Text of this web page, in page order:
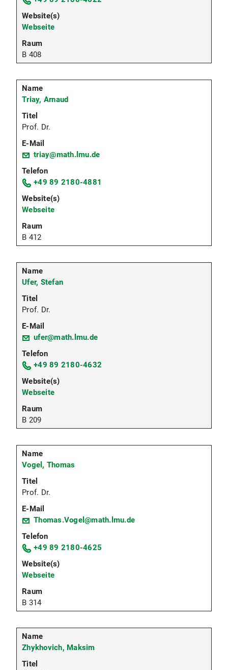
Webseite
B 408
Triay, Arnaud
Prof. Dr.
triay@math.lmu.de
+49 89 2180-4881
Webseite
B 412
Ufer, Stefan
Prof. Dr.
ufer@math.lmu.de
+49 89 2180-4632
Webseite
B 209
Vogel, Thomas
Prof. Dr.
Thomas.Vogel@math.lmu.de
+49 89 2180-4625
Webseite
B 314
Zhykhovich, Maksim